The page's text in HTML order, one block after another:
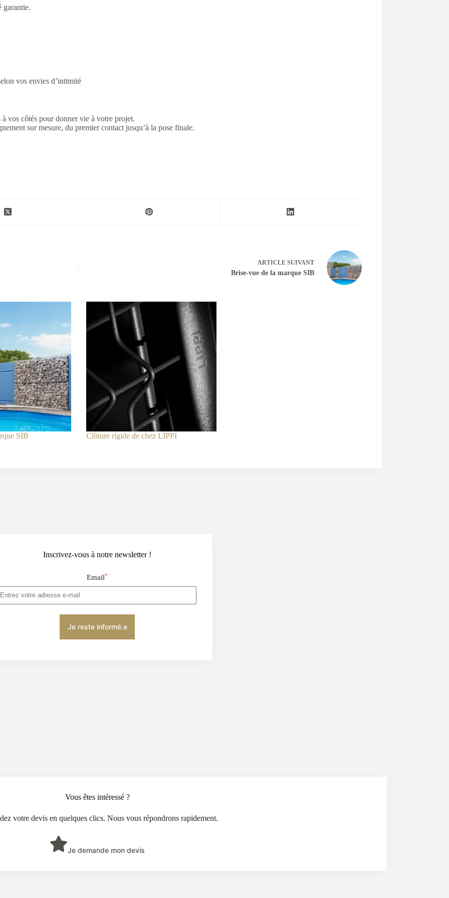
garantie.
vos envies d’intimité
vos côtés pour donner vie à votre projet.
sur mesure, du premier contact jusqu’à la pose finale.
ARTICLESUIVANT
Brise-vue de la marque SIB
SIB Clôture rigide de chez LIPPI
Inscrivez-vous à notre newsletter !
Email*
Vous êtes intéressé ?
votre devis en quelques clics. Nous vous répondrons rapidement.
Je demande mon devis